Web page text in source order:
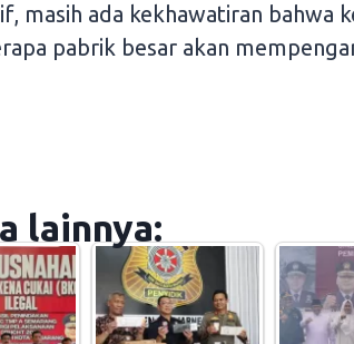
masih ada kekhawatiran bahwa
pabrik besar akan
lainnya: